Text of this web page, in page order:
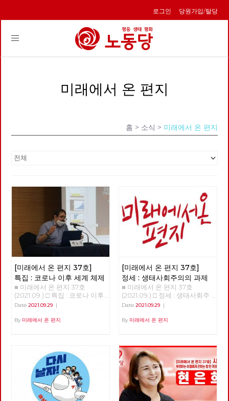
로그인 당원가입/탈당
Toggle
미래에서 온 편지
홈 > 소식 > 미래에서 온 편지
[미래에서 온 편지 37호]
특집 : 코로나 이후 세계 체제
■ 미래에서 온 편지 37호
(2021.09.) □ 특집 : 코로나 이후
세계 체제 코로나 이후 세계 체
용규 편집위원 호주의 친구들에
똑같은 출국허가제를 운영한다.
입국도 마찬가지로, 호주 국민이
라도 입국을 자유롭게 할 수 없
는 상황이다. 국가가 국경을 관
리하고 인권이나 기본적인 시민
권리를 무시하고 있다. 무엇보다
Date 2021.09.29 |
By 미래에서 온 편지
[미래에서 온 편지 37호]
정세 : 생태사회주의의 과제
■ 미래에서 온 편지 37호
(2021.09.) □ 정세 : 생태사회주
의의 과제 >>>>>>>> 업로드 준
Date 2021.09.29|
By 미래에서 온 편지